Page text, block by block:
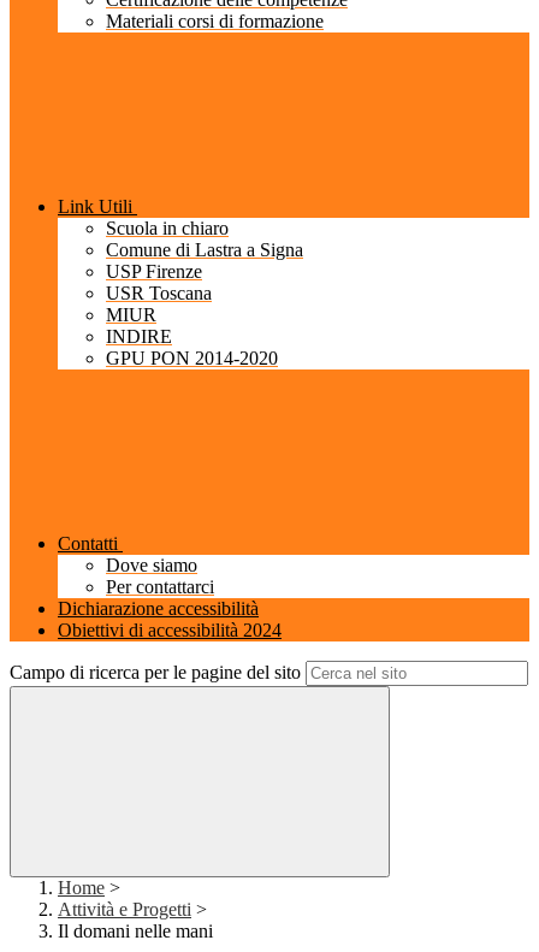
Materiali corsi di formazione
Link Utili
Scuola in chiaro
Comune di Lastra a Signa
USP Firenze
USR Toscana
MIUR
INDIRE
GPU PON 2014-2020
Contatti
Dove siamo
Per contattarci
Dichiarazione accessibilità
Obiettivi di accessibilità 2024
Campo di ricerca per le pagine del sito
Home >
Attività e Progetti >
Il domani nelle mani